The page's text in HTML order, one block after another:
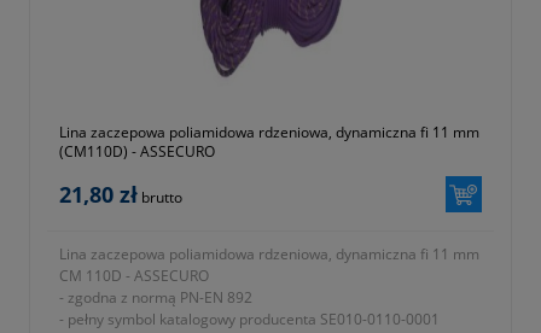
Lina zaczepowa poliamidowa rdzeniowa, dynamiczna fi 11 mm
(CM110D) - ASSECURO
21,80 zł brutto
Lina zaczepowa poliamidowa rdzeniowa, dynamiczna fi 11 mm
CM 110D - ASSECURO
- zgodna z normą PN-EN 892
- pełny symbol katalogowy producenta SE010-0110-0001